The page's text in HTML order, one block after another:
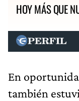
HOY MÁS QUE
En
también